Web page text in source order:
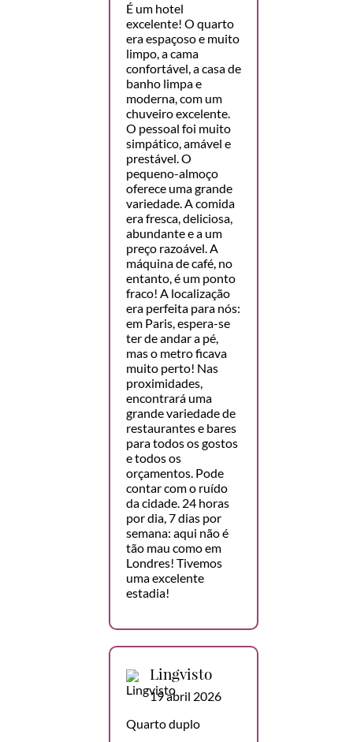
É um hotel
excelente! O quarto
era espaçoso e muito
limpo, a cama
confortável, a casa de
banho limpa e
moderna, com um
chuveiro excelente.
O pessoal foi muito
simpático, amável e
prestável. O
pequeno-almoço
oferece uma grande
variedade. A comida
era fresca, deliciosa,
abundante e a um
preço razoável. A
máquina de café, no
entanto, é um ponto
fraco! A localização
era perfeita para nós:
em Paris, espera-se
ter de andar a pé,
mas o metro ficava
muito perto! Nas
proximidades,
encontrará uma
grande variedade de
restaurantes e bares
para todos os gostos
e todos os
orçamentos. Pode
contar com o ruído
da cidade. 24 horas
por dia, 7 dias por
semana: aqui não é
tão mau como em
Londres! Tivemos
uma excelente
estadia!
Lingvisto
19 abril 2026
Quarto duplo